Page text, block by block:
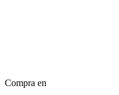
Compra en